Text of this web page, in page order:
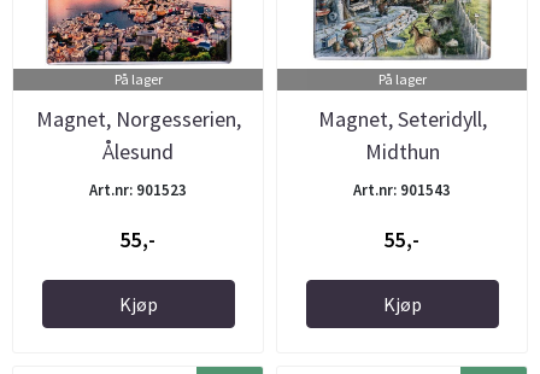
På lager
Magnet, Norgesserien,
Ålesund
Art.nr: 901523
55,-
Kjøp
På lager
Magnet, Seteridyll,
Midthun
Art.nr: 901543
55,-
Kjøp